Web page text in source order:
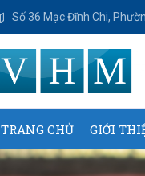
Số 36 Mạc Đĩnh Chi,
TRANG CHỦ GIỚI